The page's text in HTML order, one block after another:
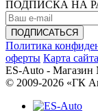
ПОДПИСКА НА
Политика
оферты Карта сайта
ES-Auto - Магазин
© 2009-2026 «ГК